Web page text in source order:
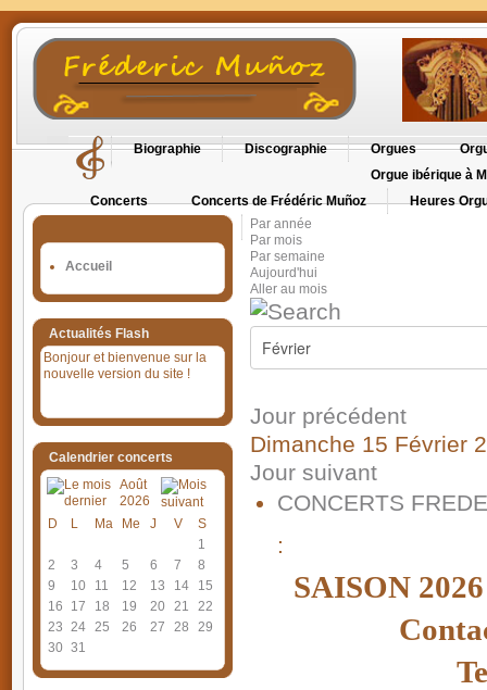
Biographie Discographie Orgues
Orgue ibérique à
Concerts
Concerts de Frédéric Muñoz
Heures
Accueil
Actualités Flash
Bonjour et bienvenue sur la
nouvelle version du site !
Calendrier concerts
Août
2026
D
L Ma Me J V
S
1
2
3 4 5 6 7
8
9
10 11 12 13 14
15
16
17 18 19 20 21
22
23 24 25 26 27 28
29
30 31
Par année
Par mois
Par semaine
Aujourd'hui
Aller au mois
Jour précédent
Dimanche 15 Février
Jour suivant
CONCERTS
:
SAISON